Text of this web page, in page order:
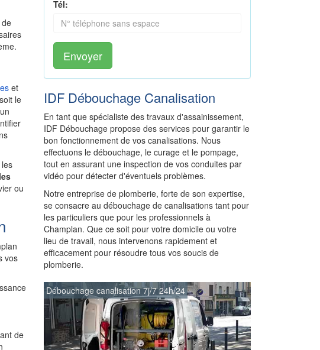
et
le
ou
vos
de
Tél:
Envoyer
IDF Débouchage Canalisation
En tant que spécialiste des travaux d'assainissement,
IDF Débouchage propose des services pour garantir le
bon fonctionnement de vos canalisations. Nous
effectuons le débouchage, le curage et le pompage,
tout en assurant une inspection de vos conduites par
vidéo pour détecter d'éventuels problèmes.
Notre entreprise de plomberie, forte de son expertise,
se consacre au débouchage de canalisations tant pour
les particuliers que pour les professionnels à
Champlan. Que ce soit pour votre domicile ou votre
lieu de travail, nous intervenons rapidement et
efficacement pour résoudre tous vos soucis de
plomberie.
Débouchage canalisation 7j/7 24h/24